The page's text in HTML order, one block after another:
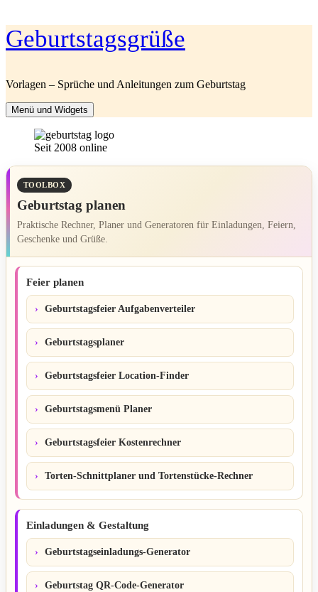
Zum
Inhalt
Geburtstagsgrüße
Vorlagen – Sprüche und Anleitungen zum Geburtstag
Menü und Widgets
Seit 2008 online
TOOLBOX
Geburtstag planen
Praktische Rechner, Planer und Generatoren für Einladungen, Feiern,
Geschenke und Grüße.
Feier planen
Geburtstagsfeier Aufgabenverteiler
Geburtstagsplaner
Geburtstagsfeier Location-Finder
Geburtstagsmenü Planer
Geburtstagsfeier Kostenrechner
Torten-Schnittplaner und Tortenstücke-Rechner
Einladungen & Gestaltung
Geburtstagseinladungs-Generator
Geburtstag QR-Code-Generator